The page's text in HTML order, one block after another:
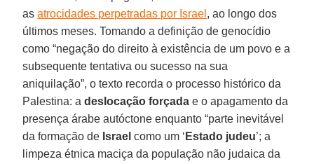
asatrocidades perpetradas por Israel , ao longo dos
últimos meses. Tomando a definição de genocídio
como “negação do direito à existência de um povo e a
subsequente tentativa ou sucesso na sua
aniquilação”, o texto recorda o processo histórico da
Palestina: adeslocação forçada e o apagamento da
presença árabe autóctone enquanto “parte inevitável
da formação de Israel como um ‘ Estado judeu’; a
limpeza étnica maciça da população não judaica da